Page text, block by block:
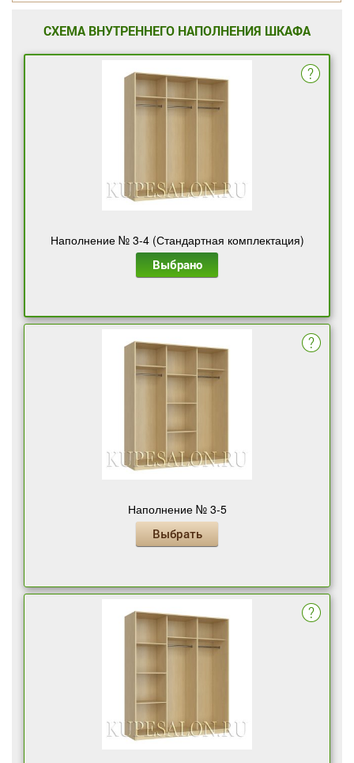
СХЕМА ВНУТРЕННЕГО НАПОЛНЕНИЯ ШКАФА
Наполнение № 3-4 (Стандартная комплектация)
Выбрано
Наполнение № 3-5
Выбрать